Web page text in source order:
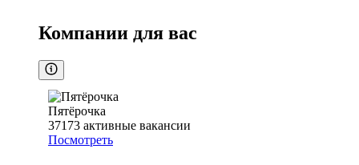
Компании для вас
Пятёрочка
37173 активные вакансии
Посмотреть